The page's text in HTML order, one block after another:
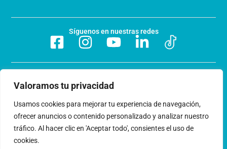
Valoramos tu privacidad
Usamos cookies para mejorar tu experiencia de navegación,
ofrecer anuncios o contenido personalizado y analizar nuestro
tráfico. Al hacer clic en 'Aceptar todo', consientes el uso de
cookies.
Síguenos en nuestras redes
Acerca de nosotros
Trabaja con nosotros
Libro de reclamaciones